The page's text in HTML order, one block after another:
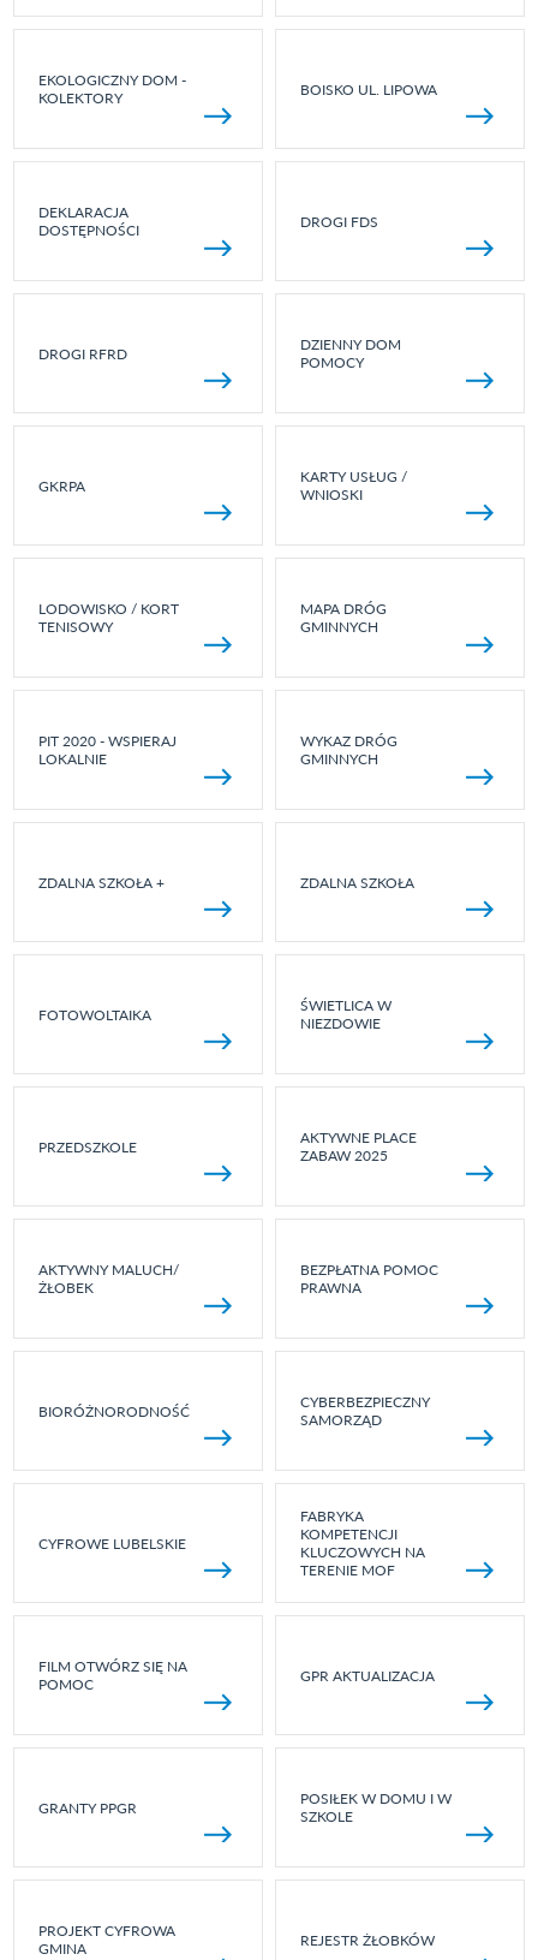
EKOLOGICZNY DOM -
KOLEKTORY
BOISKO UL. LIPOWA
DEKLARACJA
DOSTĘPNOŚCI
DROGI FDS
DROGI RFRD
DZIENNY DOM
POMOCY
GKRPA
KARTY USŁUG /
WNIOSKI
LODOWISKO / KORT
TENISOWY
MAPA DRÓG
GMINNYCH
PIT 2020 - WSPIERAJ
LOKALNIE
WYKAZ DRÓG
GMINNYCH
ZDALNA SZKOŁA + ZDALNA SZKOŁA
FOTOWOLTAIKA
ŚWIETLICA W
NIEZDOWIE
PRZEDSZKOLE
AKTYWNE PLACE
ZABAW 2025
AKTYWNY MALUCH/
ŻŁOBEK
BEZPŁATNA POMOC
PRAWNA
BIORÓŻNORODNOŚĆ
CYBERBEZPIECZNY
SAMORZĄD
CYFROWE LUBELSKIE
FABRYKA
KOMPETENCJI
KLUCZOWYCH NA
TERENIE MOF
FILM OTWÓRZ SIĘ NA
POMOC
GPR AKTUALIZACJA
GRANTY PPGR
POSIŁEK W DOMU I W
SZKOLE
PROJEKT CYFROWA
GMINA
REJESTR ŻŁOBKÓW